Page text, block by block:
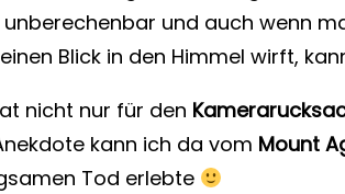
und auch wenn
Blick in den Himmel wirft,
nicht nur für den
kann ich da vom Mount
Tod erlebte